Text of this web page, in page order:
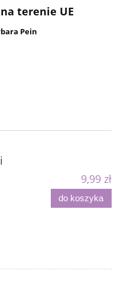
terenie UE
Pein
9,99 zł
do koszyka